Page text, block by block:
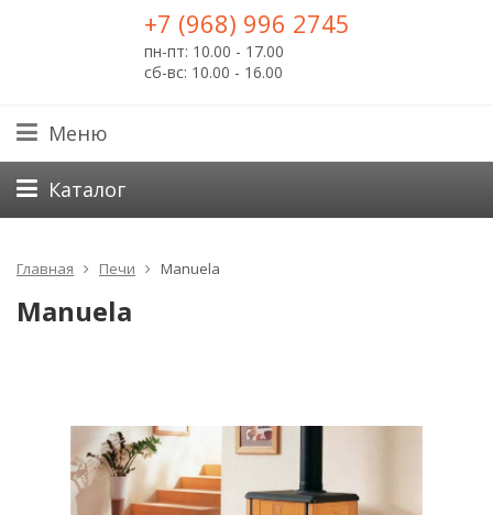
+7 (968) 996 2745
пн-пт: 10.00 - 17.00
сб-вс: 10.00 - 16.00
Меню
Каталог
Главная Печи Manuela
Manuela